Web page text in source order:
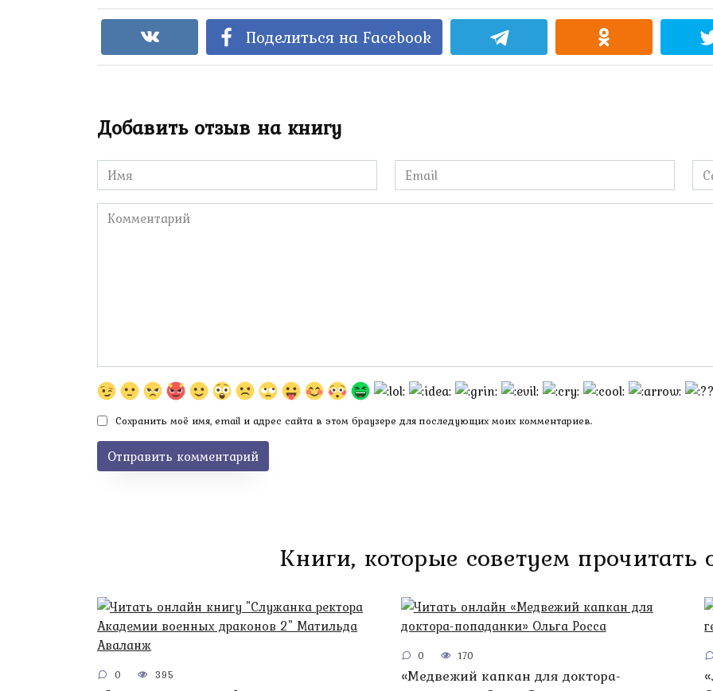
Поделиться на Facebook
Добавить отзыв на книгу
Имя
*
Email
*
Комментарий
Сохранить моё имя, email и адрес сайта в этом браузере для последующих моих комментариев.
Книги, которые советуем прочитать
0 395
0 170
«Медвежий капкан для доктора-